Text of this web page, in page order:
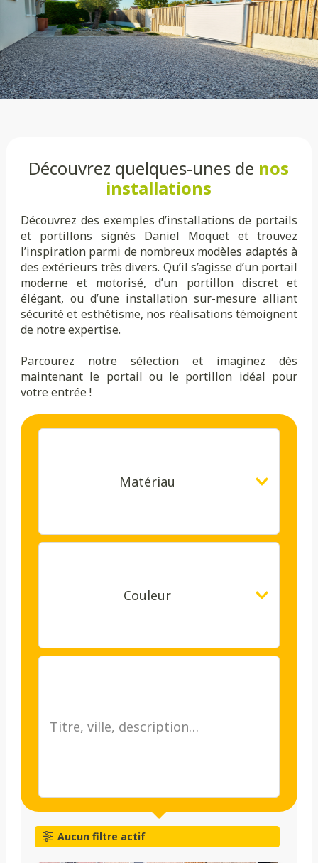
Découvrez quelques-unes de nos
installations
Découvrez des exemples d’installations de portails
et portillons signés Daniel Moquet et trouvez
l’inspiration parmi de nombreux modèles adaptés à
des extérieurs très divers. Qu’il s’agisse d’un portail
moderne et motorisé, d’un portillon discret et
élégant, ou d’une installation sur-mesure alliant
sécurité et esthétisme, nos réalisations témoignent
de notre expertise.
Parcourez notre sélection et imaginez dès
maintenant le portail ou le portillon idéal pour
votre entrée !
Matériau
Couleur
Aucun filtre actif